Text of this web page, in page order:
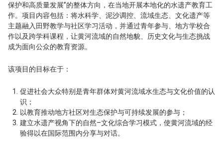
保护和高质量发展”的整体方向，在当地开展本地化的水遗产教育工
作。项目内容包括：将水科学、泥沙调控、流域生态、文化遗产等
主题融入田野教学与社区学习活动，并通过青年参与、地方学校合
作以及跨学科课程，让黄河流域的自然地貌、历史文化与生态挑战
成为面向公众的教育资源。
该项目的目标在于：
促进社会大众特别是青年群体对黄河流域水生态与文化价值的认
识；
以教育推动地方社区对生态保护与可持续发展的参与；
建立水遗产视角下的自然–文化综合学习模式，使黄河流域的经
验得以在国际范围内分享与对话。